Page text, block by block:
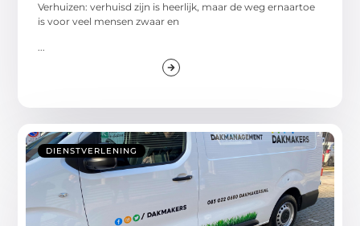
Verhuizen: verhuisd zijn is heerlijk, maar de weg ernaartoe
is voor veel mensen zwaar en
...
DIENSTVERLENING